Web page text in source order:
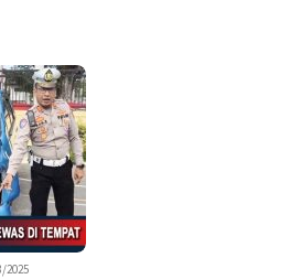
2025